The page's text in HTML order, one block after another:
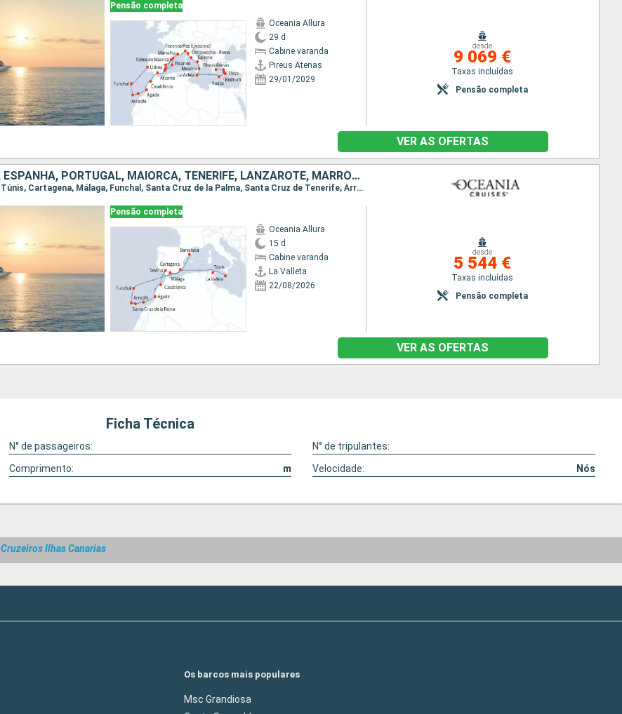
Pensão completa
Oceania Allura
29 d
Cabine varanda
Pireus Atenas
29/01/2029
desde
9 069 €
Taxas incluídas
Pensão completa
VER AS OFERTAS
MALTA, TUNÍSIA, ESPANHA, PORTUGAL, MAIORCA, TENERIFE, LANZAROTE, MARROCOS
Itinerário : La Valleta, Túnis, Cartagena, Málaga, Funchal, Santa Cruz de la Palma, Santa Cruz de Tenerife, Arrecife, Agadir, Casablanca, Sevilha, Barcelona
Pensão completa
Oceania Allura
15 d
Cabine varanda
La Valleta
22/08/2026
desde
5 544 €
Taxas incluídas
Pensão completa
VER AS OFERTAS
Ficha Técnica
N° de passageiros:
N° de tripulantes:
Comprimento: m Velocidade: Nós
Cruzeiros Ilhas Canarias
Os barcos mais populares
Msc Grandiosa